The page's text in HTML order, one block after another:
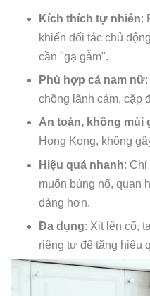
Kích thích tự nhiên:
khiến đối tác chủ
cần "gạ gẫm".
Phù hợp cả nam nữ
chồng lãnh cảm, cặp
An toàn, không mùi
Hong Kong, không
Hiệu quả nhanh: Chỉ
muốn bùng nổ, quan
dàng hơn.
Đa dụng: Xịt lên cổ,
riêng tư để tăng hiệu